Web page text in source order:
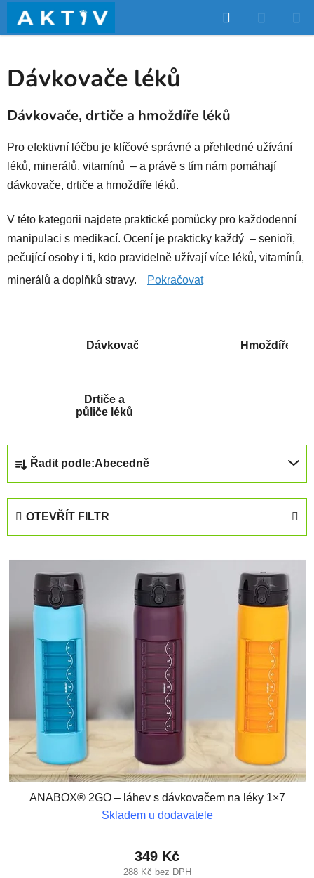
obsah
Hledat
KOŠÍK
Dávkovače léků
Dávkovače, drtiče a hmoždíře léků
Pro efektivní léčbu je klíčové správné a přehledné užívání
léků, minerálů, vitamínů – a právě s tím nám pomáhají
dávkovače, drtiče a hmoždíře léků.
V této kategorii najdete praktické pomůcky pro každodenní
manipulaci s medikací. Ocení je prakticky každý – senioři,
pečující osoby i ti, kdo pravidelně užívají více léků, vitamínů,
minerálů a doplňků stravy.
Pokračovat
Dávkovače Hmoždíře
Drtiče a
půliče léků
Ř
z
p
d
u
Řadit podle:Abecedně
OTEVŘÍT FILTR
V
i
s
u
k
t
ů
ANABOX® 2GO – láhev s dávkovačem na léky 1×7
Skladem u dodavatele
288 Kč bez DPH
349 Kč